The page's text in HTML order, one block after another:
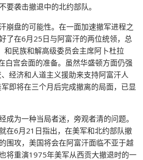
要袭击撤退中的北约部队。
崩盘的可能性。在一面加速撤军进程之
了在6月25日与阿富汗的两位统领，总
和民族和解高级委员会主席阿卜杜拉
白宫会面的准备。虽然华盛顿方面仍强
经济和人道主义援助来支持阿富汗人
即将在三个月后完成撤离的局面，已显
成为一种当局者迷，旁观者清的问题。
在6月21日指出，在美军和北约部队撤
围攻，美国将会在阿富汗面临不亚于越
将重演1975年美军从西贡大撤退时的一